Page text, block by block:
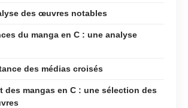
des œuvres notables
du manga en C : une analyse
des médias croisés
des mangas en C : une sélection des